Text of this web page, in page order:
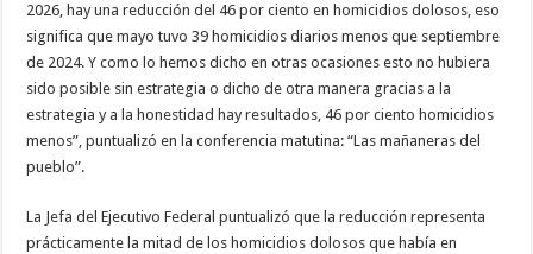
2026, hay una reducción del 46 por ciento en homicidios dolosos, eso
significa que mayo tuvo 39 homicidios diarios menos que septiembre
de 2024. Y como lo hemos dicho en otras ocasiones esto no hubiera
sido posible sin estrategia o dicho de otra manera gracias a la
estrategia y a la honestidad hay resultados, 46 por ciento homicidios
menos”, puntualizó en la conferencia matutina: “Las mañaneras del
pueblo”.
La Jefa del Ejecutivo Federal puntualizó que la reducción representa
prácticamente la mitad de los homicidios dolosos que había en